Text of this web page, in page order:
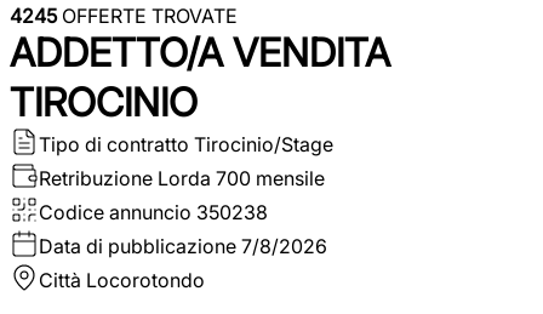
4245OFFERTE TROVATE
ADDETTO/A VENDITA
TIROCINIO
Tipo di contratto Tirocinio/Stage
Retribuzione Lorda 700 mensile
Codice annuncio 350238
Data di pubblicazione 7/8/2026
Città Locorotondo